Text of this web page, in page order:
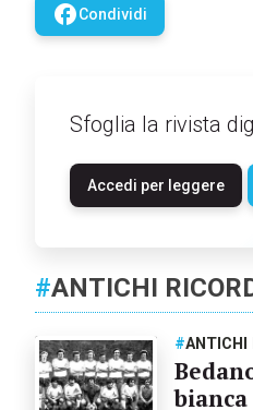
facebookCondividi
Sfoglia la rivista
Accedi per leggere
#ANTICHI
#ANTICHI
bianca